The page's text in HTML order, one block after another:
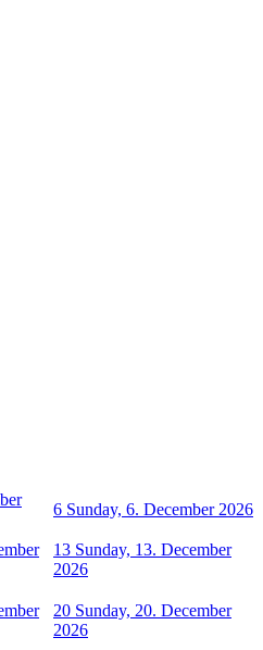
6 Sunday, 6. December 2026
13 Sunday, 13. December
2026
20 Sunday, 20. December
2026